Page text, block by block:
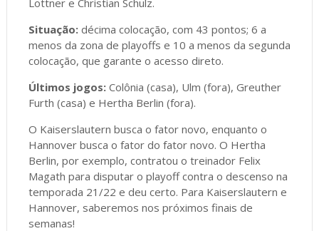
Situação:décima colocação, com 43 pontos; 6 a
menos da zona de playoffs e 10 a menos da segunda
colocação, que garante o acesso direto.
Últimos jogos: Colônia (casa), Ulm (fora), Greuther
Furth (casa) e Hertha Berlin (fora).
O Kaiserslautern busca o fator novo, enquanto o
Hannover busca o fator do fator novo. O Hertha
Berlin, por exemplo, contratou o treinador Felix
Magath para disputar o playoff contra o descenso na
temporada 21/22 e deu certo. Para Kaiserslautern e
Hannover, saberemos nos próximos finais de
semanas!